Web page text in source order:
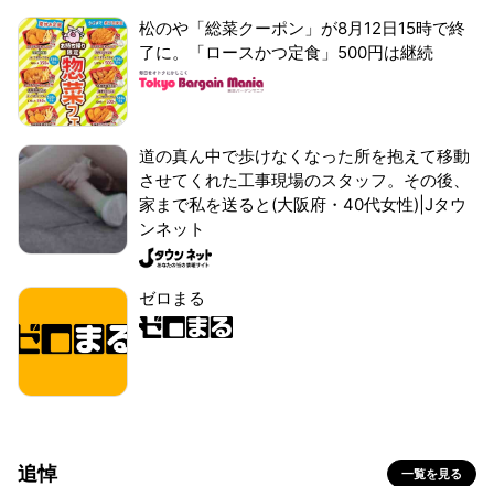
松のや「総菜クーポン」が8月12日15時で終
了に。「ロースかつ定食」500円は継続
道の真ん中で歩けなくなった所を抱えて移動
させてくれた工事現場のスタッフ。その後、
家まで私を送ると(大阪府・40代女性)|Jタウ
ンネット
ゼロまる
追悼 一覧を見る